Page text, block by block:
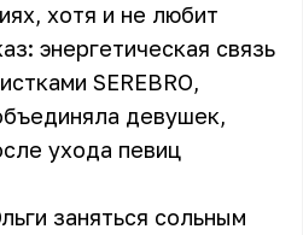
хотя и не любит
энергетическая связь
SEREBRO,
девушек,
ухода певиц
заняться сольным